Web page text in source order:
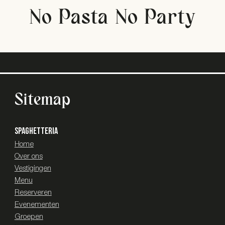
No Pasta No Party
Sitemap
SPAGHETTERIA
Home
Over ons
Vestigingen
Menu
Reserveren
Evenementen
Groepen